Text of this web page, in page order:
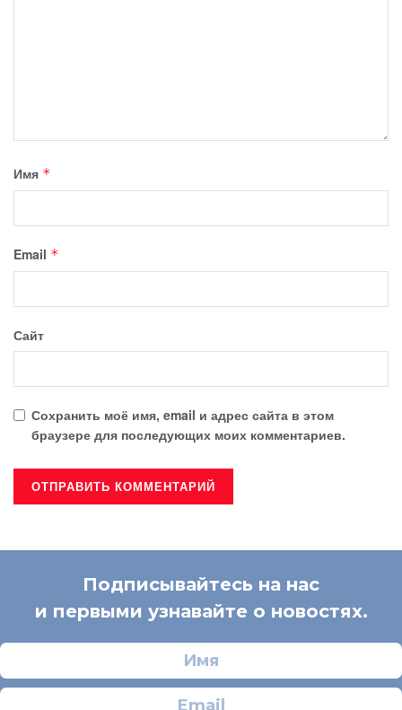
Имя *
Email *
Сайт
Сохранить моё имя, email и адрес сайта в этом
браузере для последующих моих комментариев.
Подписывайтесь на нас
и первыми узнавайте о новостях.